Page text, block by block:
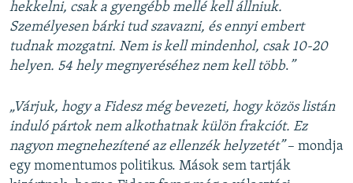
hekkelni, csak a gyengébb mellé kell állniuk.
Személyesen bárki tud szavazni, és ennyi embert
tudnak mozgatni. Nem is kell mindenhol, csak 10-20
helyen. 54 hely megnyeréséhez nem kell több. ”
„Várjuk, hogy a Fidesz még bevezeti, hogy közös listán
induló pártok nem alkothatnak külön frakciót. Ez
nagyon megnehezítené az ellenzék helyzetét”– mondja
egy momentumos politikus. Mások sem tartják